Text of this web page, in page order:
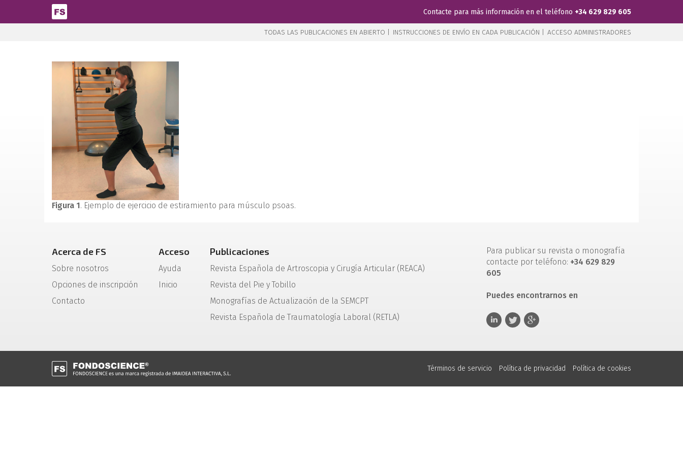
Pasar al contenido principal
Contacte para más información en el teléfono +34 629 829 605
TODAS LAS PUBLICACIONES EN ABIERTO | INSTRUCCIONES DE ENVÍO EN CADA PUBLICACIÓN | ACCESO ADMINISTRADORES
Figura 1. Ejemplo de ejercicio de estiramiento para músculo psoas.
Acerca de FS
Sobre nosotros
Opciones de inscripción
Contacto
Acceso
Ayuda
Inicio
Publicaciones
Revista Española de Artroscopia y Cirugía Articular (REACA)
Revista del Pie y Tobillo
Monografías de Actualización de la SEMCPT
Revista Española de Traumatología Laboral (RETLA)
Para publicar su revista o monografía
contacte por teléfono: +34 629 829
605
Puedes encontrarnos en
Términos de servicio Política de privacidad Política de cookies